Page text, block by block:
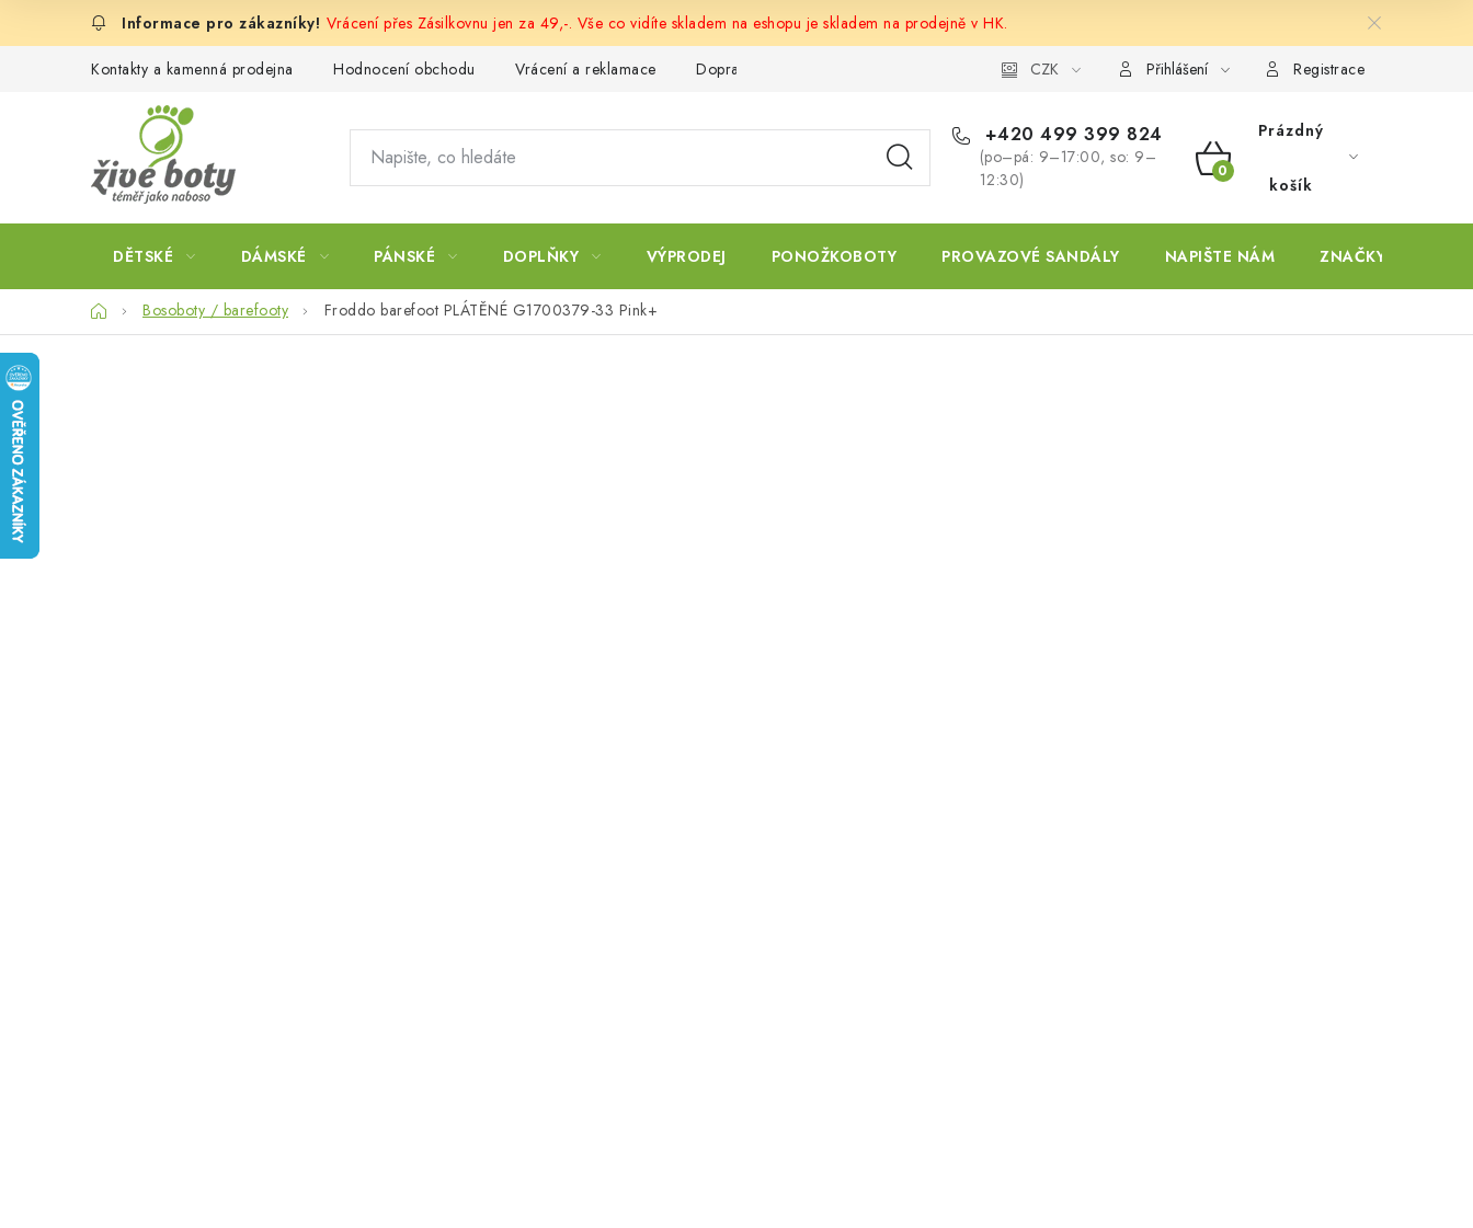
Vrácení přes Zásilkovnu jen za 49,-. Vše co vidíte skladem na eshopu je skladem na prodejně v HK.
Kontakty a kamenná prodejna Hodnocení obchodu Vrácení a reklamace Doprava a platba CZK Přihlášení Registrace
+420 499 399 824
(po–pá: 9–17:00, so: 9–
12:30)
NÁKUPNÍ
KOŠÍK
Prázdný
košík
DĚTSKÉ DÁMSKÉ PÁNSKÉ DOPLŇKY VÝPRODEJ PONOŽKOBOTY PROVAZOVÉ SANDÁLY NAPIŠTE NÁM ZNAČKY
DomůBosoboty / barefooty Froddo barefoot PLÁTĚNÉ G1700379-33 Pink+